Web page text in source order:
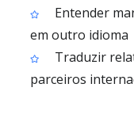
Entender
em outro idioma
Traduzir
parceiros